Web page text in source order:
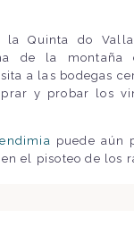
la Quinta do
de la montaña
a las bodegas
y probar los
puede aún
el pisoteo de los